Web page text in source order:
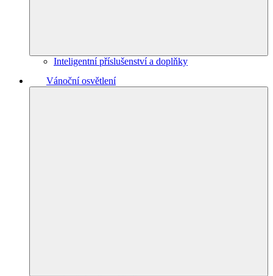
Inteligentní příslušenství a doplňky
Vánoční osvětlení